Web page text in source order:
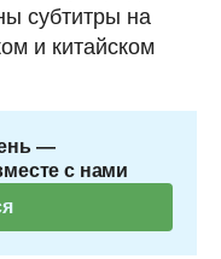
субтитры на
и китайском
—
с нами